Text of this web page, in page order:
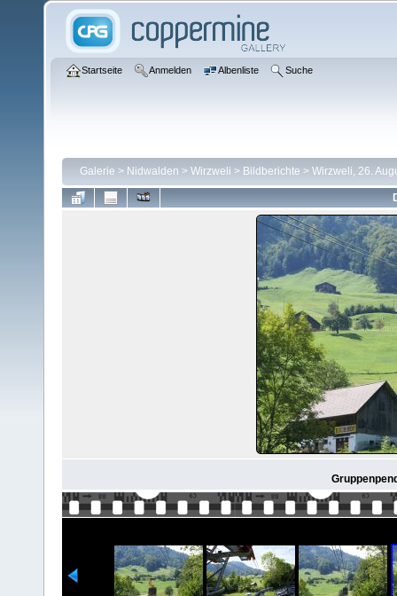
Startseite Anmelden Albenliste Suche
Galerie > Nidwalden > Wirzweli > Bildberichte > Wirzweli, 26.